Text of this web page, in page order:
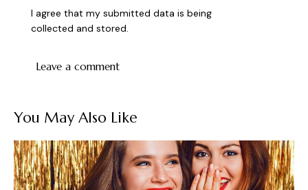
I agree that my submitted data is being
collected and stored.
You May Also Like